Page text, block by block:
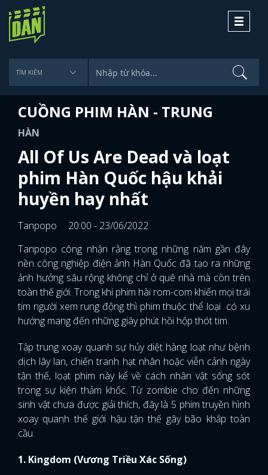
Toggle
CUỒNG PHIM HÀN - TRUNG
HÀN
All Of Us Are Dead và loạt
phim Hàn Quốc hậu khải
huyền hay nhất
Tanpopo
20:00 - 23/06/2022
Tanpopo công nhận rằng trong những năm gần đây
nền công nghiệp điện ảnh Hàn Quốc đã tạo ra những
ảnh hưởng sâu rộng không chỉ ở quê nhà mà còn trên
toàn thế giới. Trong khi phim hài rom-com khiến mọi trái
tim người xem rung động thì phim thuộc thể loại có xu
hướng mang đến những giây phút hồi hộp thót tim.
Tập trung xoay quanh sự hủy diệt hàng loạt như bệnh
dịch lây lan, chiến tranh hạt nhân hoặc viễn cảnh ngày
tận thế, loạt phim này kể về cách nhân vật sống sót
trong sự kiện thảm khốc. Từ zombie cho đến những
sinh vật chưa được giải thích, đây là 5 phim truyền hình
xoay quanh thế giới hậu tận thế gây bão khắp toàn
cầu.
1. Kingdom (Vương Triều Xác Sống)